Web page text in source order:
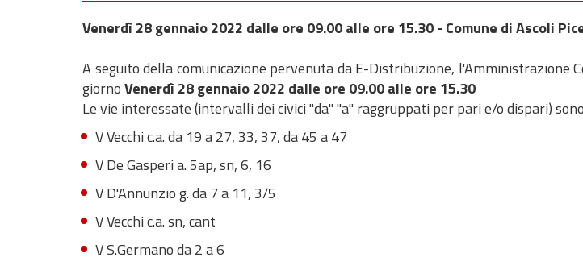
Venerdì 28 gennaio 2022 dalle ore 09.00 alle ore 15.30 - Comune di Ascoli
A seguito della comunicazione pervenuta da E-Distribuzione,
giornoVenerdì 28 gennaio 2022 dalle ore 09.00 alle ore 15.30
Le vie interessate (intervalli dei civici "da" "a" raggruppati per pari e/o dispari)
V Vecchi c.a. da 19 a 27, 33, 37, da 45 a 47
V De Gasperi a. 5ap, sn, 6, 16
V D'Annunzio g. da 7 a 11, 3/5
V Vecchi c.a. sn, cant
V S.Germano da 2 a 6